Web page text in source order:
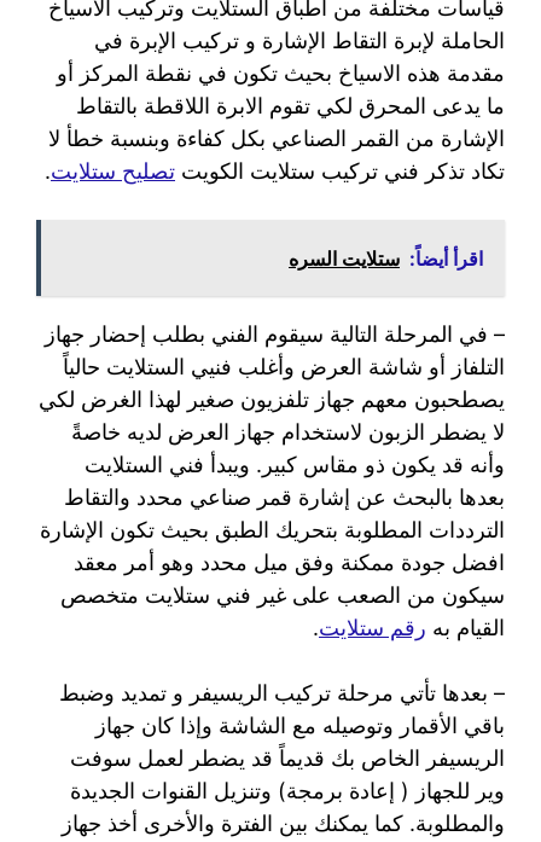
قياسات مختلفة من أطباق الستلايت وتركيب الأسياخ
الحاملة لإبرة التقاط الإشارة و تركيب الإبرة في
مقدمة هذه الاسياخ بحيث تكون في نقطة المركز أو
ما يدعى المحرق لكي تقوم الابرة اللاقطة بالتقاط
الإشارة من القمر الصناعي بكل كفاءة وبنسبة خطأ لا
تكاد تذكر فني تركيب ستلايت الكويت تصليح ستلايت.
اقرأ أيضاً: ستلايت السره
– في المرحلة التالية سيقوم الفني بطلب إحضار جهاز
التلفاز أو شاشة العرض وأغلب فنيي الستلايت حالياً
يصطحبون معهم جهاز تلفزيون صغير لهذا الغرض لكي
لا يضطر الزبون لاستخدام جهاز العرض لديه خاصةً
وأنه قد يكون ذو مقاس كبير. ويبدأ فني الستلايت
بعدها بالبحث عن إشارة قمر صناعي محدد والتقاط
الترددات المطلوبة بتحريك الطبق بحيث تكون الإشارة
افضل جودة ممكنة وفق ميل محدد وهو أمر معقد
سيكون من الصعب على غير فني ستلايت متخصص
القيام به رقم ستلايت.
– بعدها تأتي مرحلة تركيب الريسيفر و تمديد وضبط
باقي الأقمار وتوصيله مع الشاشة وإذا كان جهاز
الريسيفر الخاص بك قديماً قد يضطر لعمل سوفت
وير للجهاز ( إعادة برمجة) وتنزيل القنوات الجديدة
والمطلوبة. كما يمكنك بين الفترة والأخرى أخذ جهاز